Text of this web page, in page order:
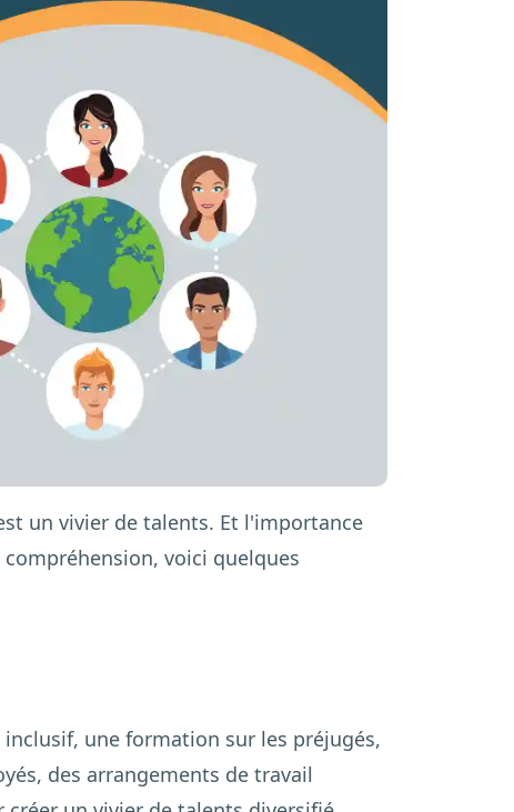
un vivier de talents. Et l'importance
voici quelques
inclusif, une formation sur les préjugés,
des arrangements de travail